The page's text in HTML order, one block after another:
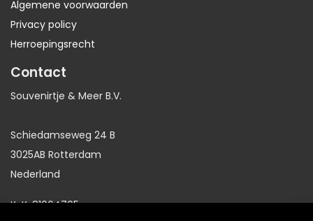
Algemene voorwaarden
Privacy policy
Herroepingsrecht
Contact
Souvenirtje & Meer B.V.
Schiedamseweg 24 B
3025AB Rotterdam
Nederland
KvK: 81064705